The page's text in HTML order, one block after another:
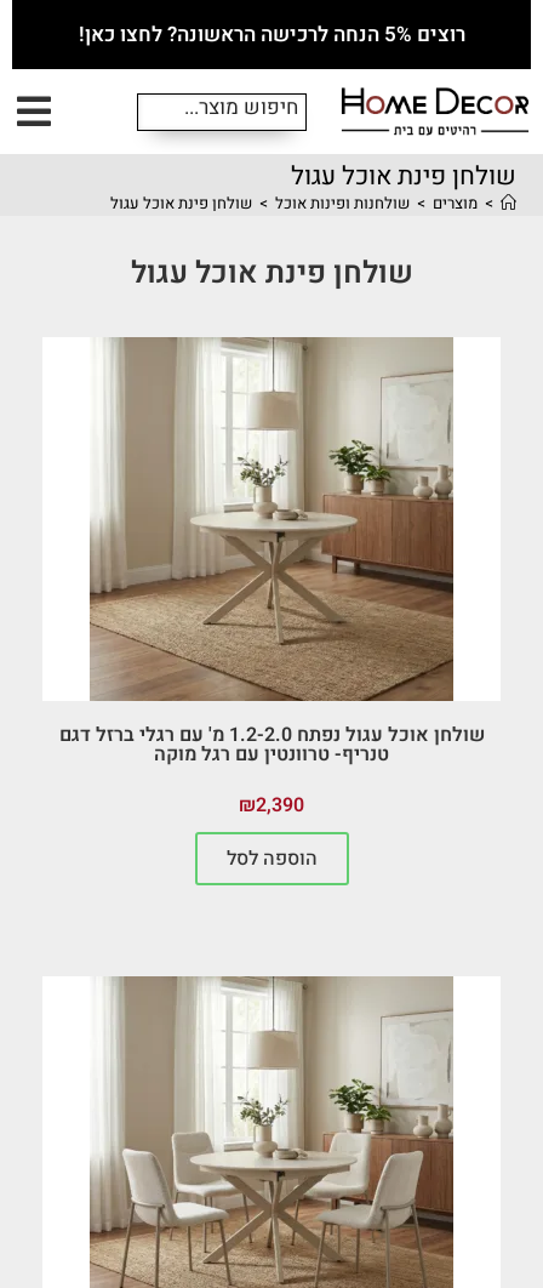
רוצים 5% הנחה לרכישה הראשונה? לחצו כאן!
שולחן פינת אוכל עגול
> מוצרים > שולחנות ופינות אוכל > שולחן פינת אוכל עגול
שולחן פינת אוכל עגול
שולחן אוכל עגול נפתח 1.2-2.0 מ' עם רגלי ברזל דגם
טנריף- טרוונטין עם רגל מוקה
₪2,390
הוספה לסל